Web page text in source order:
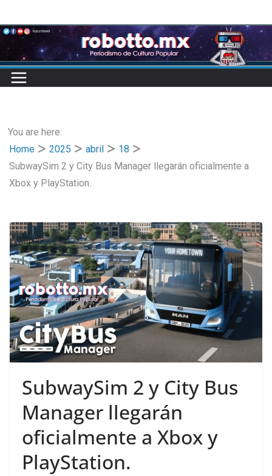
to
content
You are here:
Home
2025 abril
18
SubwaySim 2 y City Bus Manager llegarán oficialmente a
Xbox y PlayStation.
SubwaySim 2 y City Bus
Manager llegarán
oficialmente a Xbox y
PlayStation.